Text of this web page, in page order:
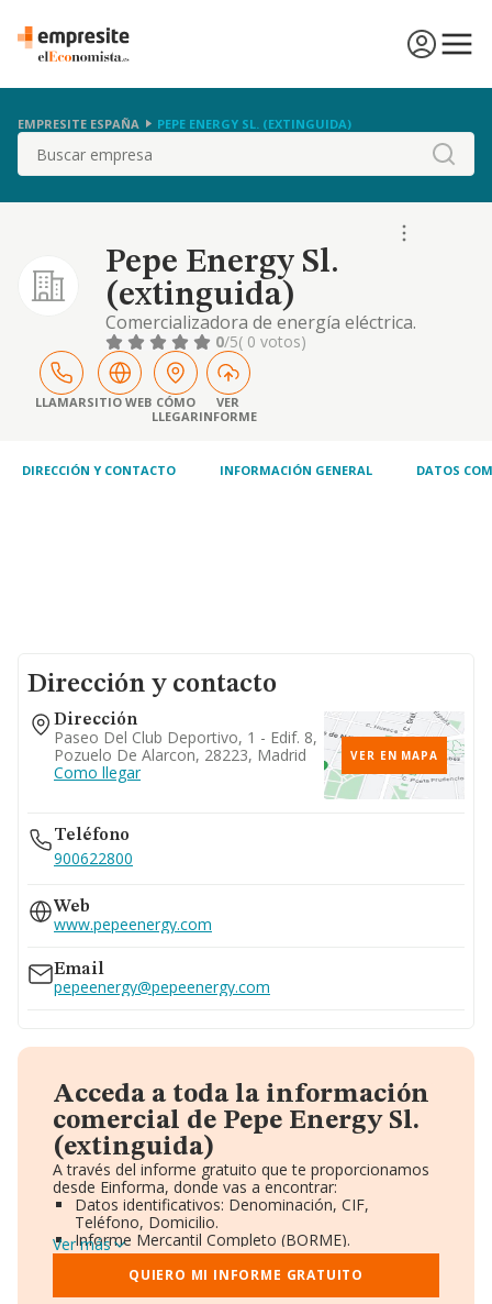
EMPRESITE ESPAÑA PEPE ENERGY SL. (EXTINGUIDA)
Buscar
Pepe Energy Sl.
(extinguida)
Comercializadora de energía eléctrica.
0/5( 0 votos)
LLAMARSITIO WEB CÓMO
LLEGAR
VER
INFORME
DIRECCIÓN Y CONTACTO INFORMACIÓN GENERAL DATOS
Dirección y contacto
Dirección
Paseo Del Club Deportivo, 1 - Edif. 8,
Pozuelo De Alarcon, 28223, Madrid
Como llegar
VER EN MAPA
Teléfono
900622800
Web
www.pepeenergy.com
Email
pepeenergy@pepeenergy.com
Acceda a toda la información
comercial de Pepe Energy Sl.
(extinguida)
A través del informe gratuito que te proporcionamos
desde Einforma, donde vas a encontrar:
Datos identificativos: Denominación, CIF,
Teléfono, Domicilio.
Informe Mercantil Completo (BORME).
Gráficos de Evolución Ventas y Empleados.
Consejo de Administración y Administradores.
Directivos y Ejecutivos.
Ver más
QUIERO MI INFORME GRATUITO